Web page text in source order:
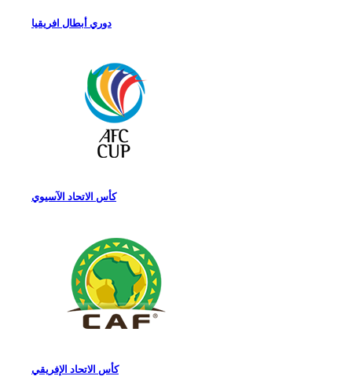
دوري أبطال افريقيا
كأس الاتحاد الآسيوي
كأس الاتحاد الإفريقي